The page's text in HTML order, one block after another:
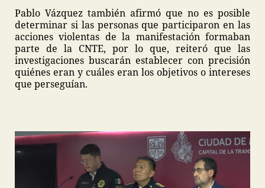
Pablo Vázquez también afirmó que no es posible
determinar si las personas que participaron en las
acciones violentas de la manifestación formaban
parte de la CNTE, por lo que, reiteró que las
investigaciones buscarán establecer con precisión
quiénes eran y cuáles eran los objetivos o intereses
que perseguían.